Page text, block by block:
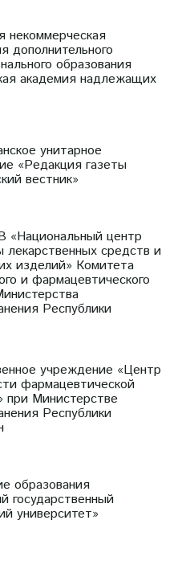
некоммерческая
дополнительного
образования
академия надлежащих
унитарное
«Редакция газеты
вестник»
«Национальный центр
лекарственных средств и
изделий» Комитета
и фармацевтического
Республики
учреждение «Центр
фармацевтической
при Министерстве
Республики
образования
государственный
университет»